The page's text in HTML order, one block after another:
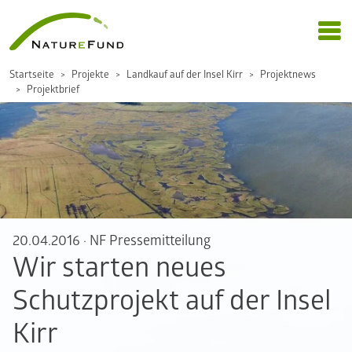
Startseite Projekte Landkauf auf der Insel Kirr
Projektnews
Projektbrief
20.04.2016 · NF Pressemitteilung
Wir starten neues
Schutzprojekt auf der Insel
Kirr